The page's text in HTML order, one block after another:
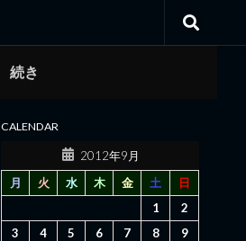
続き
CALENDAR
2012年9月
月
火 水 木 金 土
日
1
2
3
4 5 6 7 8
9